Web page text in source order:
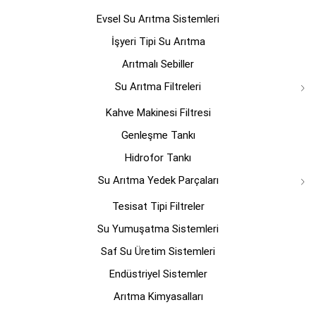
ürün
sayfasından
seçilebilir
Evsel Su Arıtma Sistemleri
İşyeri Tipi Su Arıtma
Arıtmalı Sebiller
Su Arıtma Filtreleri
Kahve Makinesi Filtresi
Genleşme Tankı
Hidrofor Tankı
Su Arıtma Yedek Parçaları
Tesisat Tipi Filtreler
Su Yumuşatma Sistemleri
Saf Su Üretim Sistemleri
Endüstriyel Sistemler
Arıtma Kimyasalları